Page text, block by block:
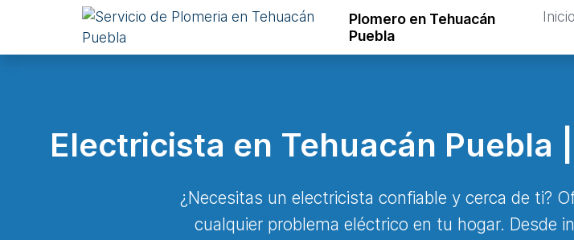
Plomero en Tehuacán
Puebla
Inicio
Electricista en Tehuacán Puebla
¿Necesitas un electricista confiable y cerca de ti?
cualquier problema eléctrico en tu hogar. Desde